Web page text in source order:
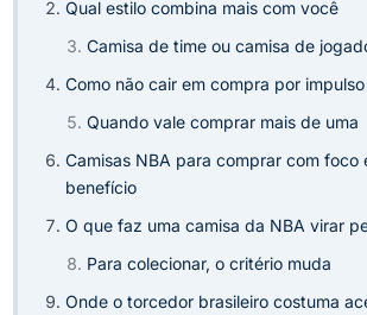
Qual estilo combina mais com você
Camisa de time ou camisa de
Como não cair em compra por impulso
Quando vale comprar mais de uma
Camisas NBA para comprar com foco
benefício
O que faz uma camisa da NBA virar
Para colecionar, o critério muda
Onde o torcedor brasileiro costuma